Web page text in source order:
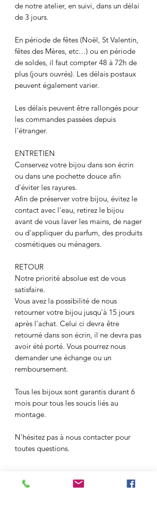
de notre atelier, en suivi, dans un délai
de 3 jours.
En période de fêtes (Noël, St Valentin,
fêtes des Mères, etc…) ou en période
de soldes, il faut compter 48 à 72h de
plus (jours ouvrés). Les délais postaux
peuvent également varier.
Les délais peuvent être rallongés pour
les commandes passées depuis
l'étranger.
ENTRETIEN
Conservez votre bijou dans son écrin
ou dans une pochette douce afin
d'éviter les rayures.
Afin de préserver votre bijou, évitez le
contact avec l'eau, retirez le bijou
avant de vous laver les mains, de nager
ou d'appliquer du parfum, des produits
cosmétiques ou ménagers.
RETOUR
Notre priorité absolue est de vous
satisfaire.
Vous avez la possibilité de nous
retourner votre bijou jusqu'à 15 jours
après l'achat. Celui ci devra être
retourné dans son écrin, il ne devra pas
avoir été porté. Vous pourrez nous
demander une échange ou un
remboursement.
Tous les bijoux sont garantis durant 6
mois pour tous les soucis liés au
montage.
N'hésitez pas à nous contacter pour
toutes questions.